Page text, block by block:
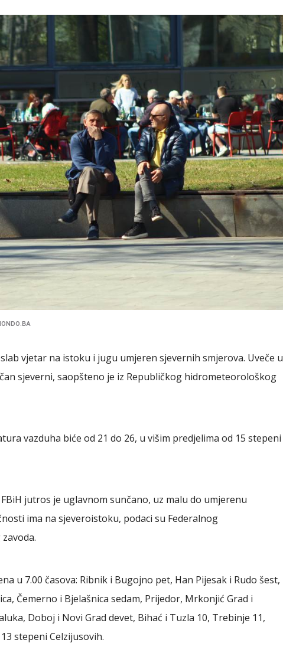
vjetar na istoku i jugu umjeren sjevernih smjerova. Uveče u
sjeverni, saopšteno je iz Republičkog hidrometeorološkog
vazduha biće od 21 do 26, u višim predjelima od 15 stepeni
jutros je uglavnom sunčano, uz malu do umjerenu
ima na sjeveroistoku, podaci su Federalnog
u 7.00 časova: Ribnik i Bugojno pet, Han Pijesak i Rudo šest,
Čemerno i Bjelašnica sedam, Prijedor, Mrkonjić Grad i
Doboj i Novi Grad devet, Bihać i Tuzla 10, Trebinje 11,
stepeni Celzijusovih.